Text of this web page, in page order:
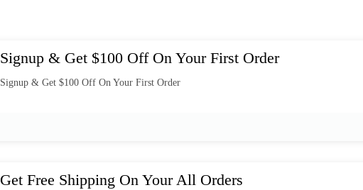
Signup & Get $100 Off On Your First Order
Signup & Get $100 Off On Your First Order
Get Free Shipping On Your All Orders